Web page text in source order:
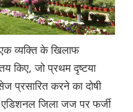
एक व्यक्ति के खिलाफ
किए, जो प्रथम दृष्टया
प्रसारित करने का दोषी
एडिशनल जिला जज पर फर्जी